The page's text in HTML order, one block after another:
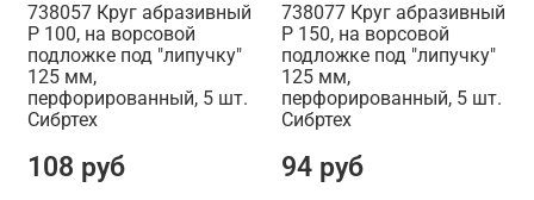
738057 Круг абразивный
P 100, на ворсовой
подложке под "липучку"
125 мм,
перфорированный, 5 шт.
Сибртех
108 руб
738077 Круг абразивный
P 150, на ворсовой
подложке под "липучку"
125 мм,
перфорированный, 5 шт.
Сибртех
94 руб